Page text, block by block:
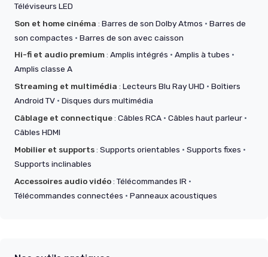
Téléviseurs LED
Son et home cinéma : Barres de son Dolby Atmos · Barres de
son compactes · Barres de son avec caisson
Hi-fi et audio premium: Amplis intégrés · Amplis à tubes ·
Amplis classe A
Streaming et multimédia : Lecteurs Blu Ray UHD · Boîtiers
Android TV · Disques durs multimédia
Câblage et connectique: Câbles RCA · Câbles haut parleur ·
Câbles HDMI
Mobilier et supports: Supports orientables · Supports fixes ·
Supports inclinables
Accessoires audio vidéo:Télécommandes IR ·
Télécommandes connectées · Panneaux acoustiques